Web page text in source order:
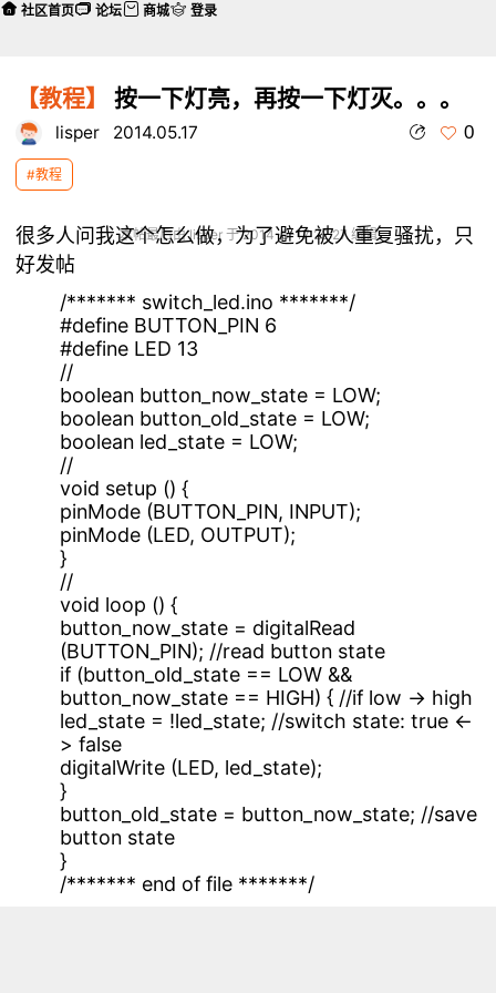
【教程】 按一下灯亮，再按一下灯灭。。。
lisper 2014.05.17 0
#教程
本帖最后由 lisper 于 2014-5-17 22:27 编辑
很多人问我这个怎么做，为了避免被人重复骚扰，只
好发帖
/******* switch_led.ino *******/
#define BUTTON_PIN 6
#define LED 13
//
boolean button_now_state = LOW;
boolean button_old_state = LOW;
boolean led_state = LOW;
//
void setup () {
pinMode (BUTTON_PIN, INPUT);
pinMode (LED, OUTPUT);
}
//
void loop () {
button_now_state = digitalRead
(BUTTON_PIN); //read button state
if (button_old_state == LOW &&
button_now_state == HIGH) { //if low -> high
led_state = !led_state; //switch state: true <-
> false
digitalWrite (LED, led_state);
}
button_old_state = button_now_state; //save
button state
}
/******* end of file *******/
社区首页 论坛 商城 登录